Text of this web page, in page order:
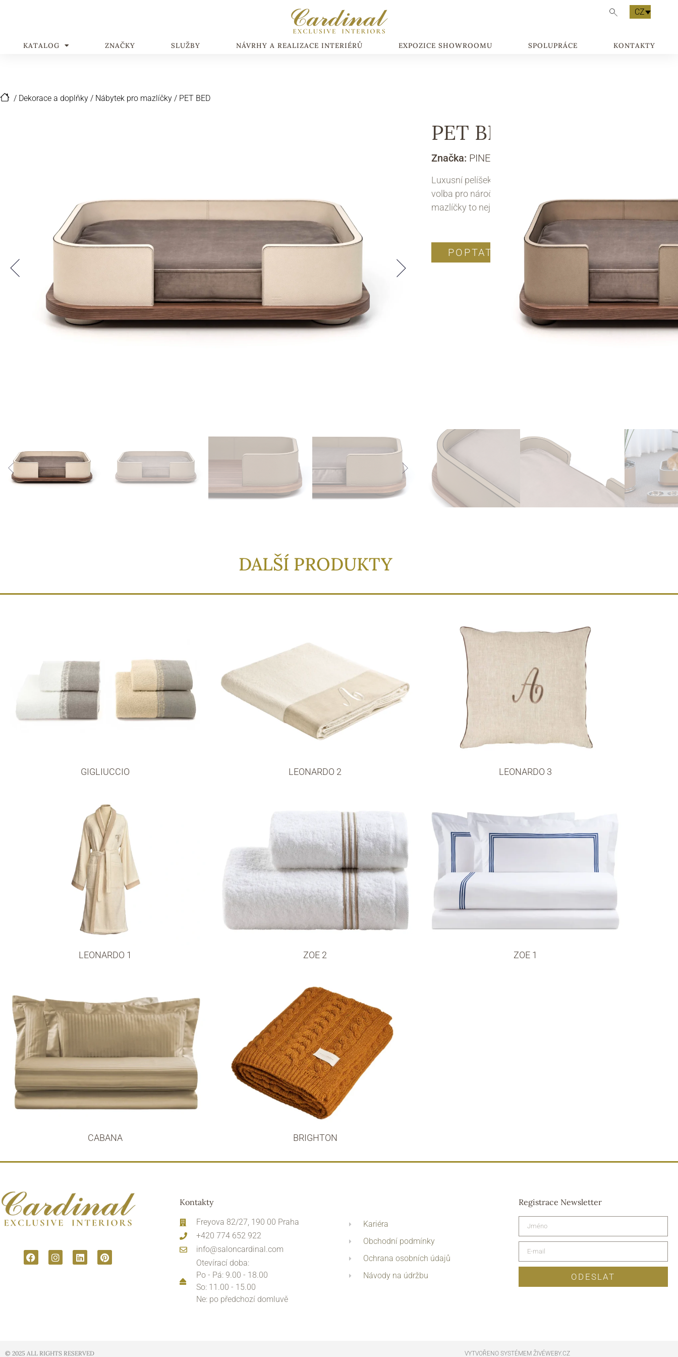
CZ
KATALOG ZNAČKY SLUŽBY NÁVRHY A REALIZACE INTERIÉRŮ EXPOZICE SHOWROOMU SPOLUPRÁCE KONTAKTY
/ Dekorace a doplňky / Nábytek pro mazlíčky / PET BED
PET BED
Značka: PINETTI
Luxusní pelíšek PINETTI pro psy a kočky – ideální
volba pro náročné majitele, kteří chtějí pro své
mazlíčky to nejlepší.
POPTAT PRODUKT
DALŠÍ PRODUKTY
GIGLIUCCIO LEONARDO 2 LEONARDO 3
LEONARDO 1 ZOE 2 ZOE 1
CABANA BRIGHTON
Kontakty
Freyova 82/27, 190 00 Praha
+420 774 652 922
info@saloncardinal.com
Otevírací doba:
Po - Pá: 9.00 - 18.00
So: 11.00 - 15.00
Ne: po předchozí domluvě
Kariéra
Obchodní podmínky
Ochrana osobních údajů
Návody na údržbu
Registrace Newsletter
ODESLAT
© 2025 ALL RIGHTS RESERVED​ VYTVOŘENO SYSTÉMEM ŽIVÉWEBY.CZ